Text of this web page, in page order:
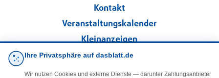
Kontakt
Veranstaltungskalender
Kleinanzeigen
Ihre Privatsphäre auf dasblatt.de
Wir nutzen Cookies und externe Dienste — darunter Zahlungsanbieter